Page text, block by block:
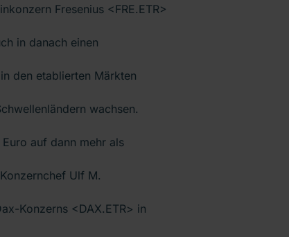
Fresenius <FRE.ETR>
in danach einen
den etablierten Märkten
wachsen.
auf dann mehr als
Ulf M.
Konzerns <DAX.ETR> in